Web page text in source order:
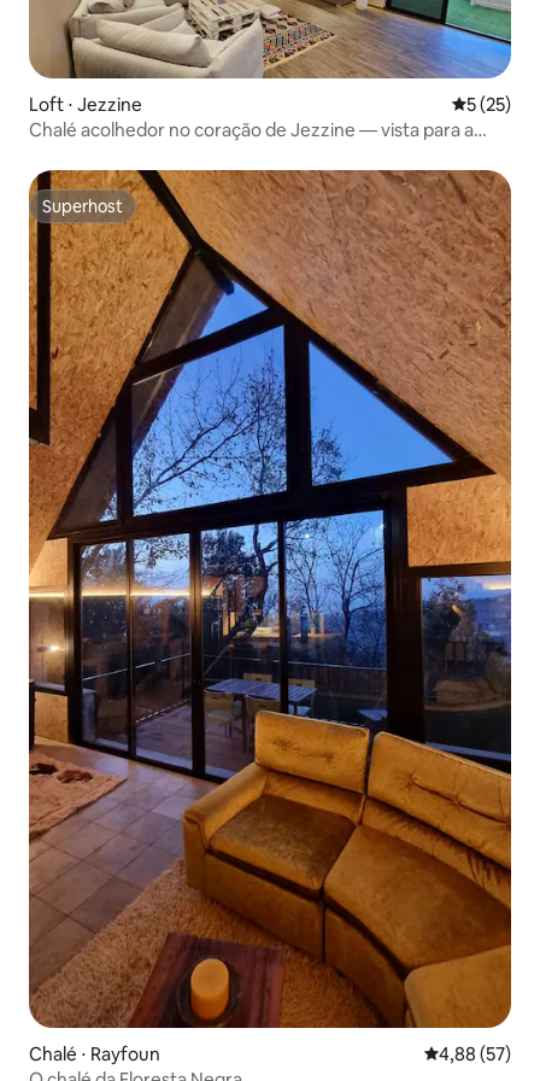
Loft ⋅ Jezzine 5 de uma
5 (25)
Chalé acolhedor no coração de Jezzine — vista para a
Superhost
Superhost
Chalé ⋅ Rayfoun 4,88 de uma
4,88 (57)